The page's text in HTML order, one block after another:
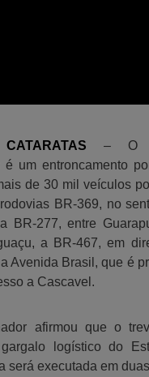
– O
é um entroncamento
de 30 mil veículos
BR-369, no
BR-277, entre
a BR-467, em
Avenida Brasil, que é
a Cascavel.
afirmou que o
logístico do
será executada em